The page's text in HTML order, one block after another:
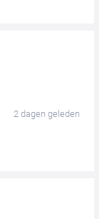
2 dagen geleden